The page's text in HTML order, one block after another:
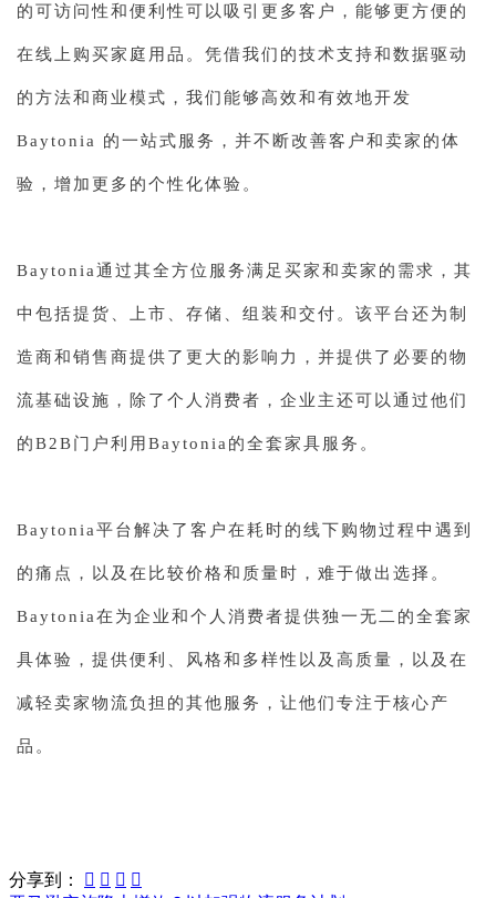
的可访问性和便利性可以吸引更多客户，能够更方便的
在线上购买家庭用品。凭借我们的技术支持和数据驱动
的方法和商业模式，我们能够高效和有效地开发
Baytonia 的一站式服务，并不断改善客户和卖家的体
验，增加更多的个性化体验。
Baytonia通过其全方位服务满足买家和卖家的需求，其
中包括提货、上市、存储、组装和交付。该平台还为制
造商和销售商提供了更大的影响力，并提供了必要的物
流基础设施，除了个人消费者，企业主还可以通过他们
的B2B门户利用Baytonia的全套家具服务。
Baytonia平台解决了客户在耗时的线下购物过程中遇到
的痛点，以及在比较价格和质量时，难于做出选择。
Baytonia在为企业和个人消费者提供独一无二的全套家
具体验，提供便利、风格和多样性以及高质量，以及在
减轻卖家物流负担的其他服务，让他们专注于核心产
品。
分享到：    